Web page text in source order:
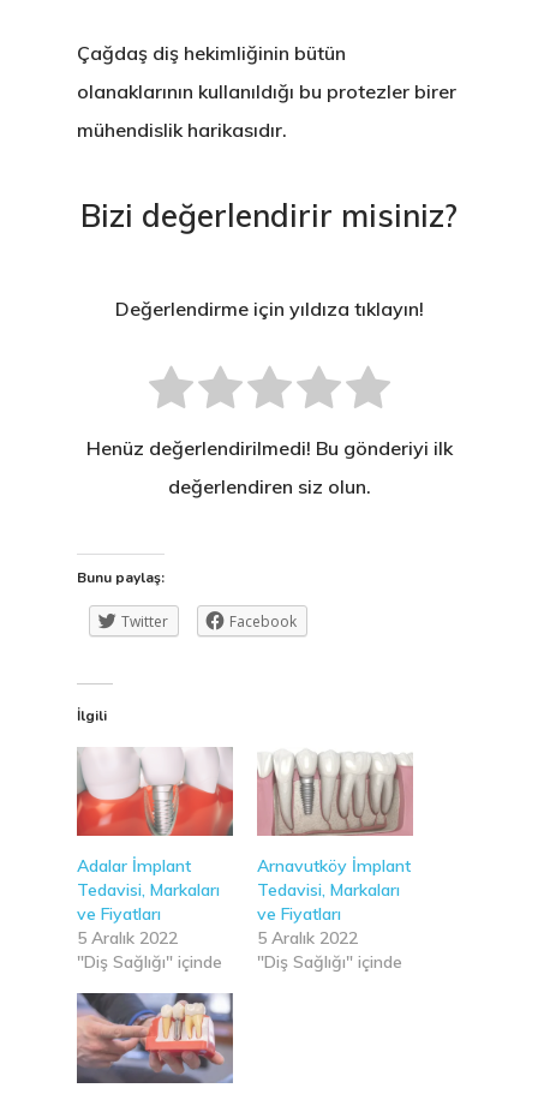
Çağdaş diş hekimliğinin bütün
olanaklarının kullanıldığı bu protezler birer
mühendislik harikasıdır.
Bizi değerlendirir misiniz?
Değerlendirme için yıldıza tıklayın!
Henüz değerlendirilmedi! Bu gönderiyi ilk
değerlendiren siz olun.
Bunu paylaş:
Twitter Facebook
İlgili
Adalar İmplant
Tedavisi, Markaları
ve Fiyatları
5 Aralık 2022
"Diş Sağlığı" içinde
Arnavutköy İmplant
Tedavisi, Markaları
ve Fiyatları
5 Aralık 2022
"Diş Sağlığı" içinde